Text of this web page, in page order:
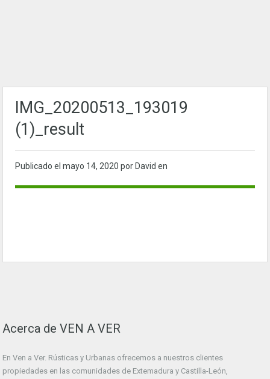
IMG_20200513_193019
(1)_result
Publicado el mayo 14, 2020 por David en
Acerca de VEN A VER
En Ven a Ver. Rústicas y Urbanas ofrecemos a nuestros clientes
propiedades en las comunidades de Extemadura y Castilla-León,